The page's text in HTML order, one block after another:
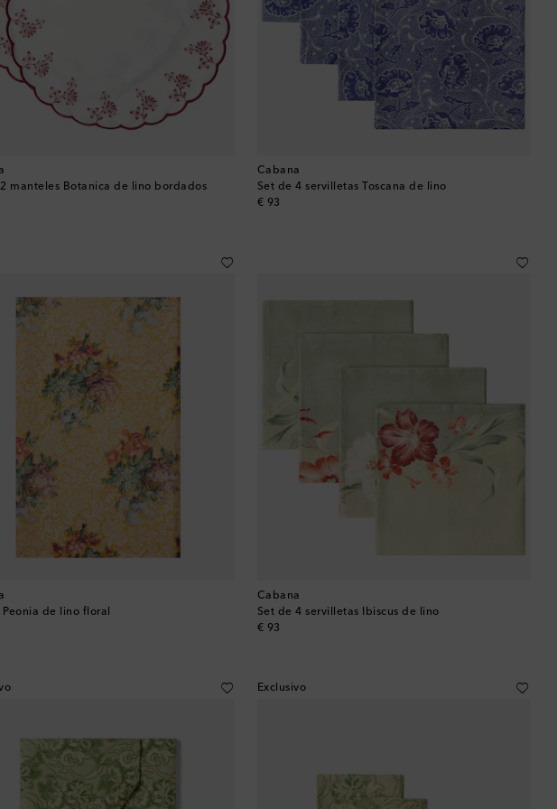
manteles Botanica de lino bordados
price
Cabana
Set de 4 servilletas Toscana de lino
€ 93
original price
Peonia de lino floral
price
Cabana
Set de 4 servilletas Ibiscus de lino
€ 93
original price
Exclusivo
Baréin
Bélgica
Bosnia y Herzegovina